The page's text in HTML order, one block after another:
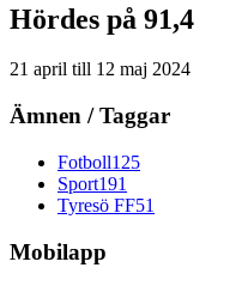
Hördes på 91,4
21 april till 12 maj 2024
Ämnen / Taggar
Fotboll125
Sport191
Tyresö FF51
Mobilapp